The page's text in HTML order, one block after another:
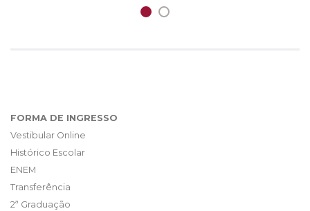
FORMA DE INGRESSO
Vestibular Online
Histórico Escolar
ENEM
Transferência
2ª Graduação